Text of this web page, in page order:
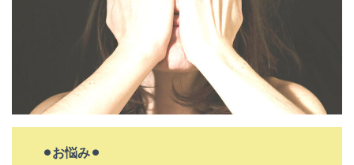
⚫︎お悩み⚫︎